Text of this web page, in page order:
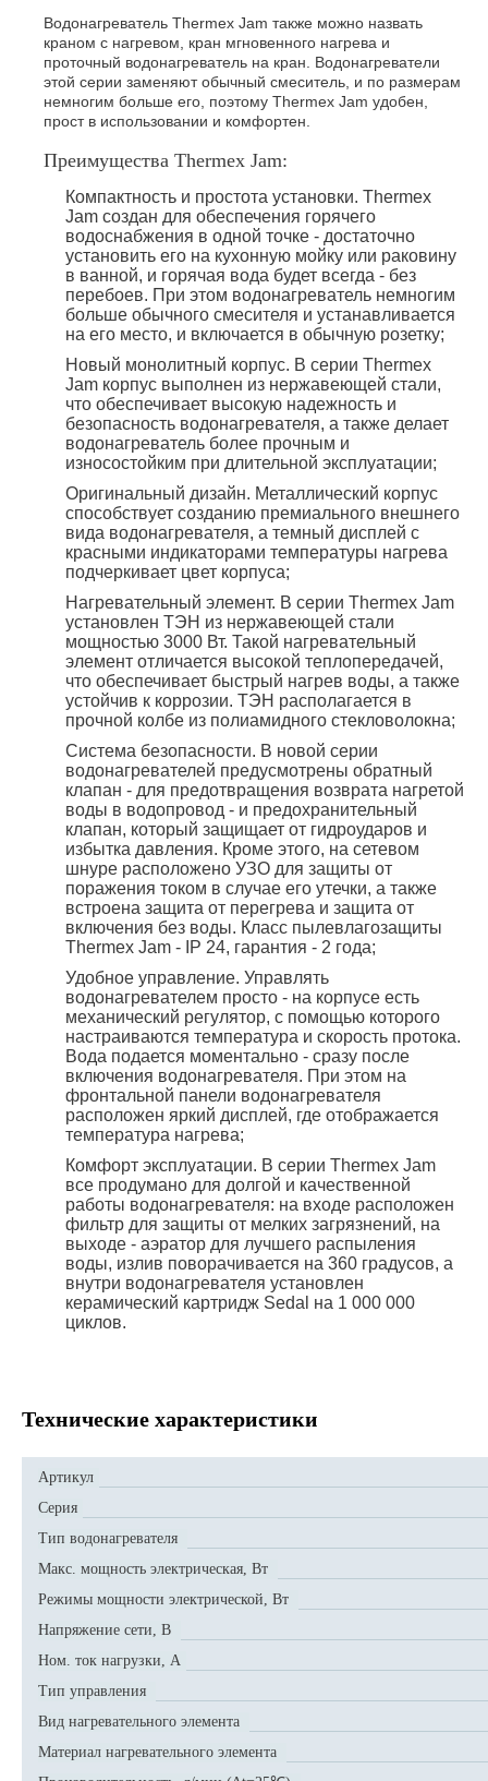
Водонагреватель Thermex Jam также можно назвать
краном с нагревом, кран мгновенного нагрева и
проточный водонагреватель на кран. Водонагреватели
этой серии заменяют обычный смеситель, и по размерам
немногим больше его, поэтому Thermex Jam удобен,
прост в использовании и комфортен.
Преимущества Thermex Jam:
Компактность и простота установки. Thermex
Jam создан для обеспечения горячего
водоснабжения в одной точке - достаточно
установить его на кухонную мойку или раковину
в ванной, и горячая вода будет всегда - без
перебоев. При этом водонагреватель немногим
больше обычного смесителя и устанавливается
на его место, и включается в обычную розетку;
Новый монолитный корпус. В серии Thermex
Jam корпус выполнен из нержавеющей стали,
что обеспечивает высокую надежность и
безопасность водонагревателя, а также делает
водонагреватель более прочным и
износостойким при длительной эксплуатации;
Оригинальный дизайн. Металлический корпус
способствует созданию премиального внешнего
вида водонагревателя, а темный дисплей с
красными индикаторами температуры нагрева
подчеркивает цвет корпуса;
Нагревательный элемент. В серии Thermex Jam
установлен ТЭН из нержавеющей стали
мощностью 3000 Вт. Такой нагревательный
элемент отличается высокой теплопередачей,
что обеспечивает быстрый нагрев воды, а также
устойчив к коррозии. ТЭН располагается в
прочной колбе из полиамидного стекловолокна;
Система безопасности. В новой серии
водонагревателей предусмотрены обратный
клапан - для предотвращения возврата нагретой
воды в водопровод - и предохранительный
клапан, который защищает от гидроударов и
избытка давления. Кроме этого, на сетевом
шнуре расположено УЗО для защиты от
поражения током в случае его утечки, а также
встроена защита от перегрева и защита от
включения без воды. Класс пылевлагозащиты
Thermex Jam - IP 24, гарантия - 2 года;
Удобное управление. Управлять
водонагревателем просто - на корпусе есть
механический регулятор, с помощью которого
настраиваются температура и скорость протока.
Вода подается моментально - сразу после
включения водонагревателя. При этом на
фронтальной панели водонагревателя
расположен яркий дисплей, где отображается
температура нагрева;
Комфорт эксплуатации. В серии Thermex Jam
все продумано для долгой и качественной
работы водонагревателя: на входе расположен
фильтр для защиты от мелких загрязнений, на
выходе - аэратор для лучшего распыления
воды, излив поворачивается на 360 градусов, а
внутри водонагревателя установлен
керамический картридж Sedal на 1 000 000
циклов.
Технические характеристики
Артикул
Серия
Тип водонагревателя
Макс. мощность электрическая, Вт
Режимы мощности электрической, Вт
Напряжение сети, В
Ном. ток нагрузки, А
Тип управления
Вид нагревательного элемента
Материал нагревательного элемента